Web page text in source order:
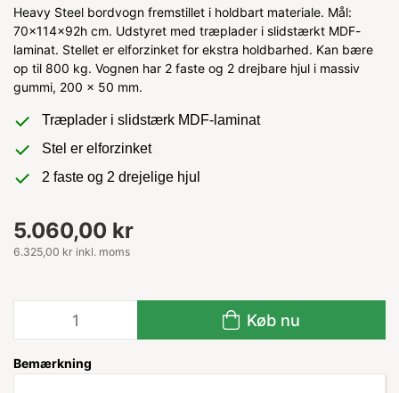
Heavy Steel bordvogn fremstillet i holdbart materiale. Mål:
70x114x92h cm. Udstyret med træplader i slidstærkt MDF-
laminat. Stellet er elforzinket for ekstra holdbarhed. Kan bære
op til 800 kg. Vognen har 2 faste og 2 drejbare hjul i massiv
gummi, 200 x 50 mm.
Træplader i slidstærk MDF-laminat
Stel er elforzinket
2 faste og 2 drejelige hjul
5.060,00 kr
6.325,00 kr inkl. moms
Køb nu
Bemærkning